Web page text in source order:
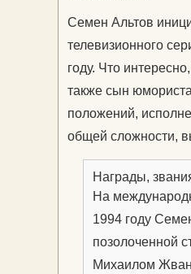
Семен Альтов
телевизионного
году. Что
также сын
положений,
общей сложности,
Награды,
На
1994 году
позолоченной
Михаилом